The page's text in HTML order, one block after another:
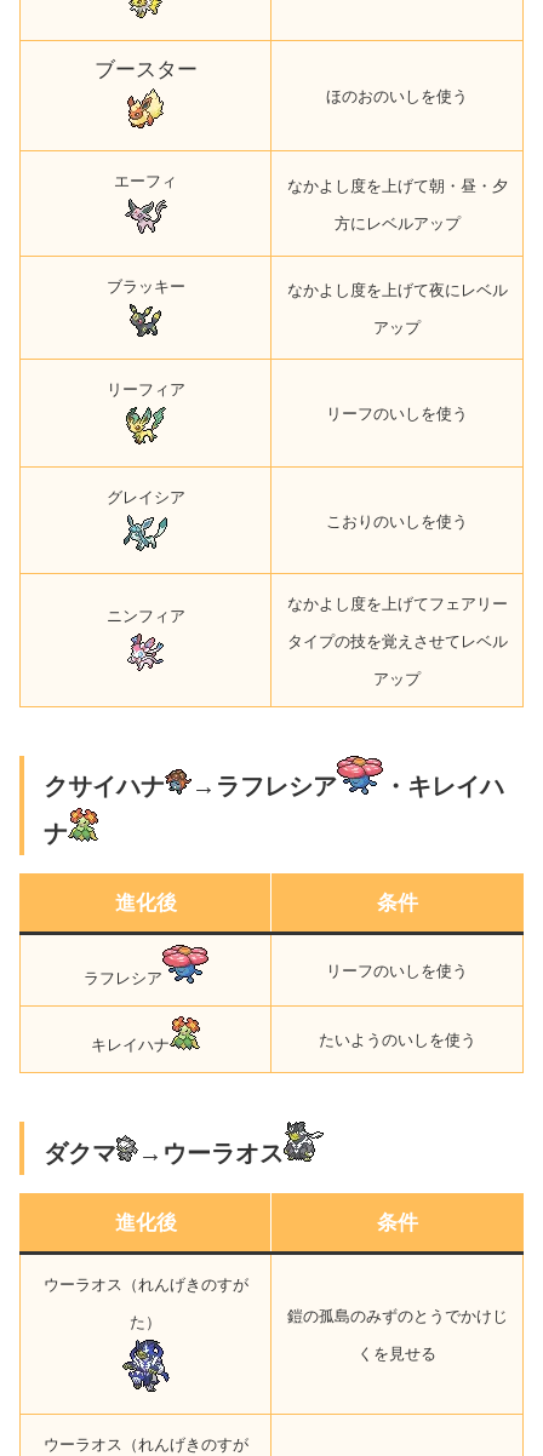
ブースター
ほのおのいしを使う
エーフィ なかよし度を上げて朝・昼・ 夕
方にレベルアップ
ブラッキー なかよし度を上げて夜にレベル
アップ
リーフィア
リーフのいしを使う
グレイシア
こおりのいしを使う
ニンフィア
なかよし度を上げてフェアリー
タイプの技を覚えさせてレベル
アップ
クサイハナ →ラフレシア
・キレイハ
ナ
進化後 条件
ラフレシア リーフのいしを使う
キレイハナ たいようのいしを使う
ダクマ →ウーラオス
進化後 条件
ウーラオス（れんげきのすが
た） 鎧の孤島のみずのとうでかけじ
くを見せる
ウーラオス（れんげきのすが